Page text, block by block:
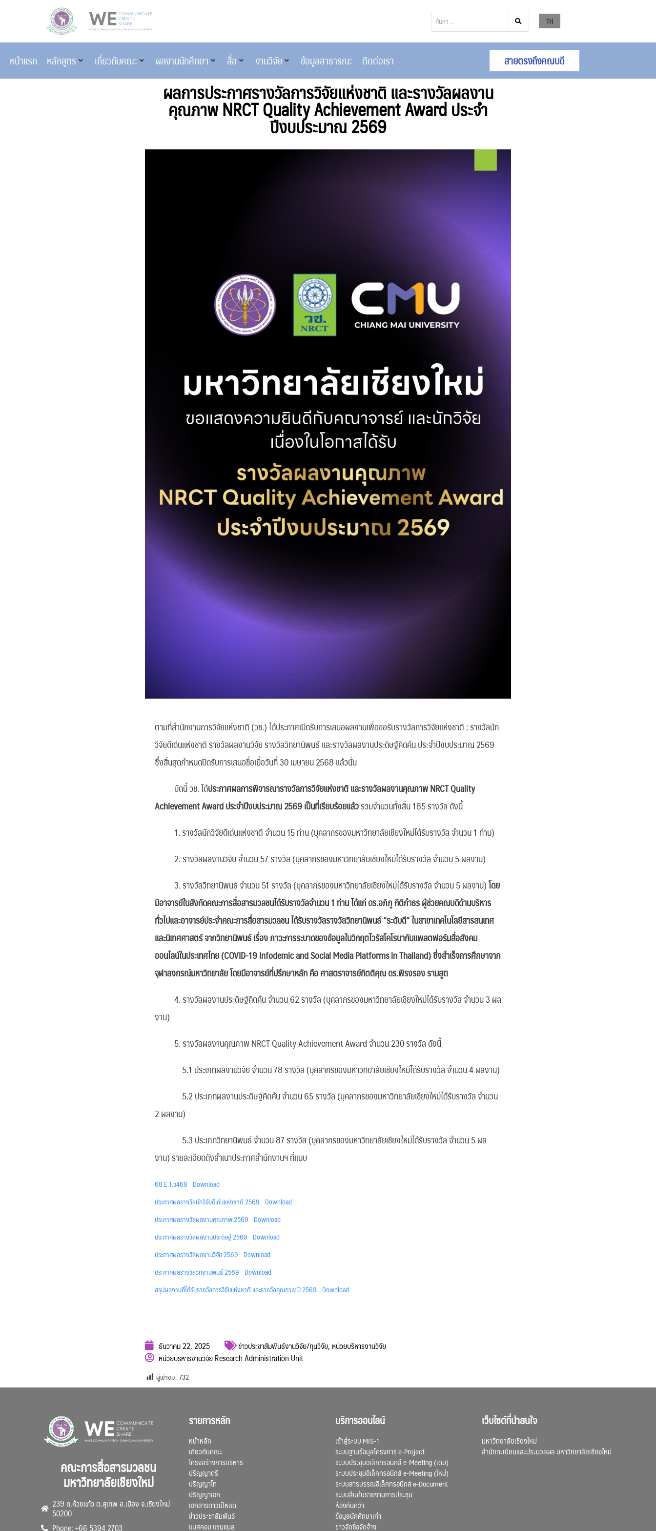
TH
หน้าแรก หลักสูตร เกี่ยวกับคณะ ผลงานนักศึกษา สื่อ งานวิจัย ข้อมูลสาธารณะ ติดต่อเรา สายตรงถึงคณบดี
ผลการประกาศรางวัลการวิจัยแห่งชาติ และรางวัลผลงาน
คุณภาพ NRCT Quality Achievement Award ประจำ
ปีงบประมาณ 2569
ตามที่สำนักงานการวิจัยแห่งชาติ (วช.) ได้ประกาศเปิดรับการเสนอผลงานเพื่อขอรับรางวัลการวิจัยแห่งชาติ : รางวัลนัก
วิจัยดีเด่นแห่งชาติ รางวัลผลงานวิจัย รางวัลวิทยานิพนธ์ และรางวัลผลงานประดิษฐ์คิดค้น ประจำปีงบประมาณ 2569
ซึ่งสิ้นสุดกำหนดปิดรับการเสนอชื่อเมื่อวันที่ 30 เมษายน 2568 แล้วนั้น
บัดนี้ วช. ได้ประกาศผลการพิจารณารางวัลการวิจัยแห่งชาติ และรางวัลผลงานคุณภาพ NRCT Quality
Achievement Award ประจำปีงบประมาณ 2569 เป็นที่เรียบร้อยแล้วรวมจำนวนทั้งสิ้น 185 รางวัล ดังนี้
1. รางวัลนักวิจัยดีเด่นแห่งชาติ จำนวน 15 ท่าน (บุคลากรของมหาวิทยาลัยเชียงใหม่ได้รับรางวัล จำนวน 1 ท่าน)
2. รางวัลผลงานวิจัย จำนวน 57 รางวัล (บุคลากรของมหาวิทยาลัยเชียงใหม่ได้รับรางวัล จำนวน 5 ผลงาน)
3. รางวัลวิทยานิพนธ์ จำนวน 51 รางวัล (บุคลากรของมหาวิทยาลัยเชียงใหม่ได้รับรางวัล จำนวน 5 ผลงาน)โดย
มีอาจารย์ในสังกัดคณะการสื่อสารมวลชนได้รับรางวัลจำนวน 1 ท่าน ได้แก่ ดร.อภิภู กิติกำธร ผู้ช่วยคณบดีด้านบริหาร
ทั่วไปและอาจารย์ประจำคณะการสื่อสารมวลชน ได้รับรางวัลรางวัลวิทยานิพนธ์ “ระดับดี” ในสาขาเทคโนโลยีสารสนเทศ
และนิเทศศาสตร์ จากวิทยานิพนธ์ เรื่อง ภาวะการระบาดของข้อมูลในวิกฤตไวรัสโคโรนากับแพลตฟอร์มสื่อสังคม
ออนไลน์ในประเทศไทย (COVID-19 Infodemic and Social Media Platforms in Thailand) ซึ่งสำเร็จการศึกษาจาก
จุฬาลงกรณ์มหาวิทยาลัย โดยมีอาจารย์ที่ปรึกษาหลัก คือ ศาสตราจารย์กิตติคุณ ดร.พิรงรอง รามสูต
4. รางวัลผลงานประดิษฐ์คิดค้น จำนวน 62 รางวัล (บุคลากรของมหาวิทยาลัยเชียงใหม่ได้รับรางวัล จำนวน 3 ผล
งาน)
5. รางวัลผลงานคุณภาพ NRCT Quality Achievement Award จำนวน 230 รางวัล ดังนี้
5.1 ประเภทผลงานวิจัย จำนวน 78 รางวัล (บุคลากรของมหาวิทยาลัยเชียงใหม่ได้รับรางวัล จำนวน 4 ผลงาน)
5.2 ประเภทผลงานประดิษฐ์คิดค้น จำนวน 65 รางวัล (บุคลากรของมหาวิทยาลัยเชียงใหม่ได้รับรางวัล จำนวน
2 ผลงาน)
5.3 ประเภทวิทยานิพนธ์ จำนวน 87 รางวัล (บุคลากรของมหาวิทยาลัยเชียงใหม่ได้รับรางวัล จำนวน 5 ผล
งาน) รายละเอียดดังสำเนาประกาศสำนักงานฯ ที่แนบ
68.E.1.ว468 Download
ประกาศผลรางวัลนักวิจัยดีเด่นแห่งชาติ 2569 Download
ประกาศผลรางวัลผลงานคุณภาพ 2569 Download
ประกาศผลรางวัลผลงานประดิษฐ์ 2569 Download
ประกาศผลรางวัลผลงานวิจัย 2569 Download
ประกาศผลรางวัลวิทยานิพนธ์ 2569 Download
สรุปผลงานที่ได้รับรางวัลการวิจัยแห่งชาติ และรางวัลคุณภาพ ปี 2569 Download
ธันวาคม 22, 2025 ข่าวประชาสัมพันธ์งานวิจัย/ทุนวิจัย, หน่วยบริหารงานวิจัย
หน่วยบริหารงานวิจัย Research Administration Unit
ผู้เข้าชม :732
คณะการสื่อสารมวลชน
มหาวิทยาลัยเชียงใหม่
239 ถ.ห้วยแก้ว ต.สุเทพ อ.เมือง จ.เชียงใหม่
50200
Phone: +66 5394 2703
รายการหลัก
หน้าหลัก
เกี่ยวกับคณะ
โครงสร้างการบริหาร
ปริญญาตรี
ปริญญาโท
ปริญญาเอก
เอกสารดาวน์โหลด
ข่าวประชาสัมพันธ์
แมสคอม แชนแนล
บริการออนไลน์
เข้าสู่ระบบ MIS-1
ระบบฐานข้อมูลโครงการ e-Project
ระบบประชุมอิเล็กทรอนิกส์ e-Meeting (เดิม)
ระบบประชุมอิเล็กทรอนิกส์ e-Meeting (ใหม่)
ระบบสารบรรณอิเล็กทรอนิกส์ e-Document
ระบบสืบค้นรายงานการประชุม
ห้องค้นคว้า
ข้อมูลนักศึกษาเก่า
ข่าวจัดซื้อจัดจ้าง
เว็บไซต์ที่น่าสนใจ
มหาวิทยาลัยเชียงใหม่
สำนักทะเบียนและประมวลผล มหาวิทยาลัยเชียงใหม่